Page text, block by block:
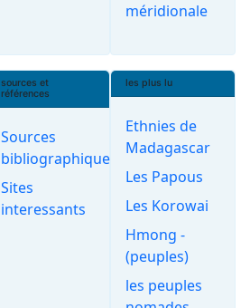
méridionale
sources et
références
Sources
bibliographiques
Sites
interessants
les plus lu
Ethnies de
Madagascar
Les Papous
Les Korowai
Hmong -
(peuples)
les peuples